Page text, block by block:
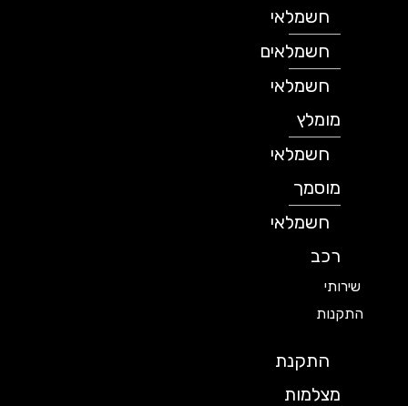
חשמלאי
חשמלאים
חשמלאי
מומלץ
חשמלאי
מוסמך
חשמלאי
שירותי
התקנות
התקנת
מצלמות